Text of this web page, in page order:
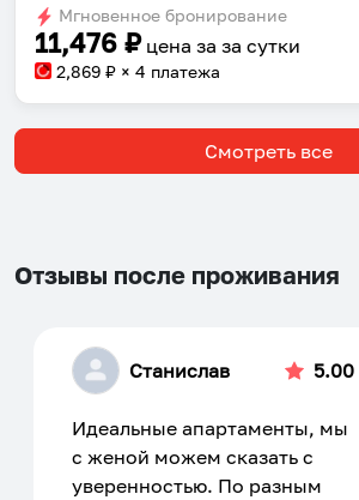
keyboard
shortcuts
for
changing
dates.
keyboard
shortcuts
changing
dates.
Мгновенное бронирование
11,476 ₽ цена за за сутки
2,869 ₽ × 4 платежа
Смотреть все
Отзывы после проживания
Станислав 5.00
Идеальные апартаменты, мы
с женой можем сказать с
уверенностью. По разным